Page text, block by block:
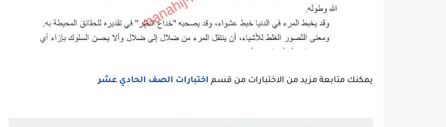
يمكنك متابعة مزيد من الاختبارات من قسم اختبارات الصف الحادي عشر